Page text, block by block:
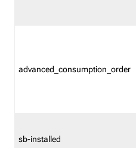
advanced_consumption_order
sb-installed